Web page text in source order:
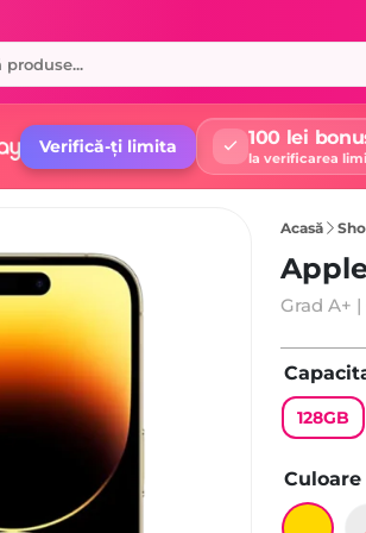
Verifică-ți limita 100 lei
la verificarea
Acasă
Grad A+
128GB
Culoare